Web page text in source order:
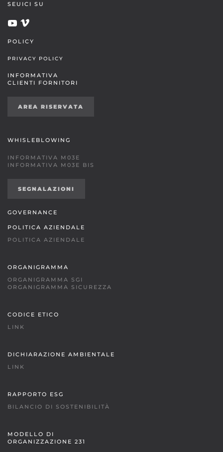
SEUICI SU
POLICY
PRIVACY POLICY
INFORMATIVA
CLIENTI FORNITORI
AREA RISERVATA
WHISLEBLOWING
INFORMATIVA M03E
INFORMATIVA M03E BIS
SEGNALAZIONI
GOVERNANCE
POLITICA AZIENDALE
POLITICA AZIENDALE
ORGANIGRAMMA
ORGANIGRAMMA SGI
ORGANIGRAMMA SICUREZZA
CODICE ETICO
LINK
DICHIARAZIONE AMBIENTALE
LINK
RAPPORTO ESG
BILANCIO DI SOSTENIBILITÀ
MODELLO DI
ORGANIZZAZIONE 231